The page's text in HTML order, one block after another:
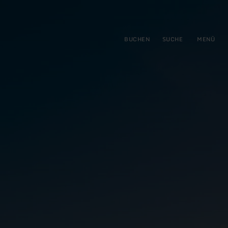
BUCHEN SUCHE MENÜ